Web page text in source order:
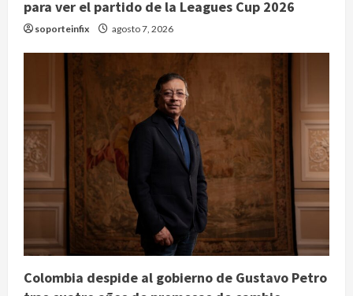
para ver el partido de la Leagues Cup 2026
soporteinfix agosto 7, 2026
Colombia despide al gobierno de Gustavo Petro